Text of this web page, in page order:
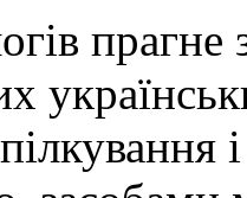
прагне